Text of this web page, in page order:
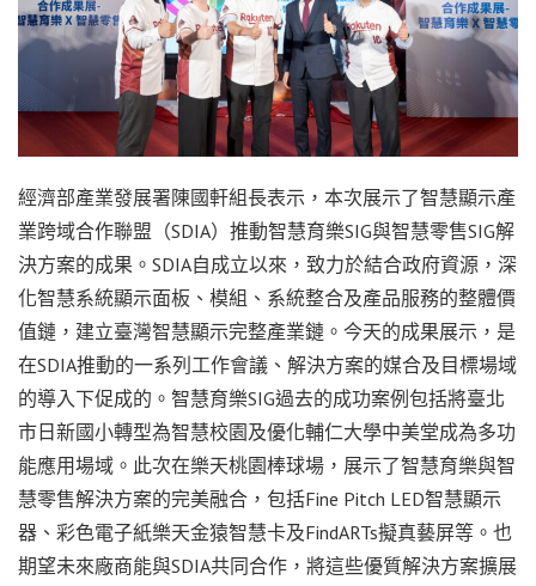
經濟部產業發展署陳國軒組長表示，本次展示了智慧顯示產
業跨域合作聯盟（SDIA）推動智慧育樂SIG與智慧零售SIG解
決方案的成果。SDIA自成立以來，致力於結合政府資源，深
化智慧系統顯示面板、模組、系統整合及產品服務的整體價
值鏈，建立臺灣智慧顯示完整產業鏈。今天的成果展示，是
在SDIA推動的一系列工作會議、解決方案的媒合及目標場域
的導入下促成的。智慧育樂SIG過去的成功案例包括將臺北
市日新國小轉型為智慧校園及優化輔仁大學中美堂成為多功
能應用場域。此次在樂天桃園棒球場，展示了智慧育樂與智
慧零售解決方案的完美融合，包括Fine Pitch LED智慧顯示
器、彩色電子紙樂天金猿智慧卡及FindARTs擬真藝屏等。也
期望未來廠商能與SDIA共同合作，將這些優質解決方案擴展